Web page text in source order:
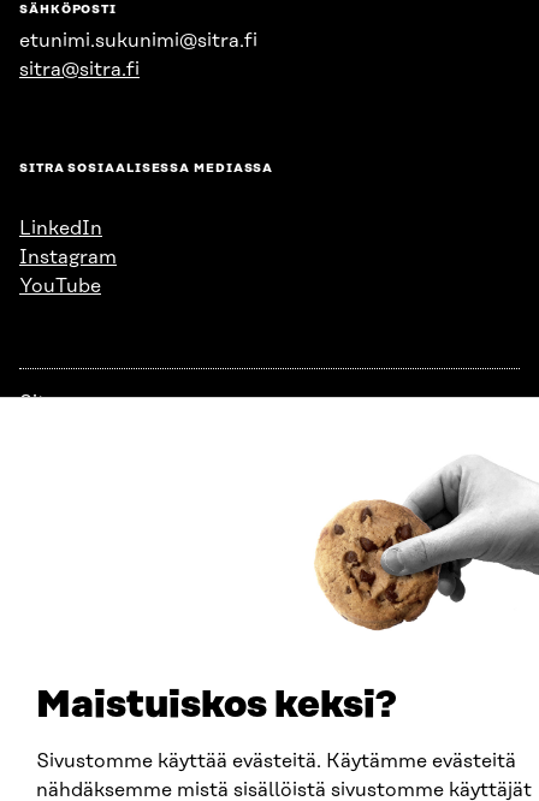
Maistuiskos keksi?
Sivustomme käyttää evästeitä. Käytämme evästeitä
nähdäksemme mistä sisällöistä sivustomme käyttäjät
SÄHKÖPOSTI
etunimi.sukunimi@sitra.fi
sitra@sitra.fi
SITRA SOSIAALISESSA MEDIASSA
LinkedIn
Instagram
YouTube
Sitra 2025
Sitran digitaalinen viestintä ja verkkopalvelut